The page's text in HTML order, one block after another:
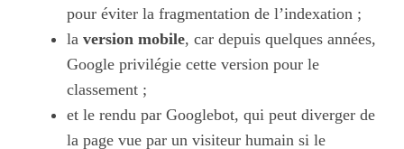
pour éviter la fragmentation de l’indexation ;
la version mobile, car depuis quelques années,
Google privilégie cette version pour le
classement ;
et le rendu par Googlebot, qui peut diverger de
la page vue par un visiteur humain si le